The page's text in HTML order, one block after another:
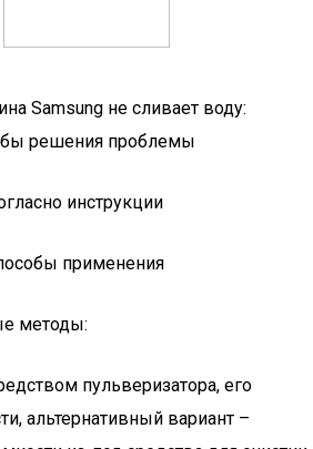
Samsung не сливает воду:
решения проблемы
инструкции
применения
методы:
пульверизатора, его
альтернативный вариант –